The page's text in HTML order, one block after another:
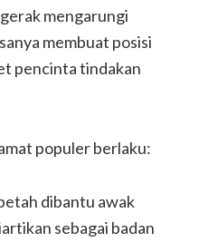
mengarungi
membuat posisi
pencinta tindakan
populer berlaku:
dibantu awak
sebagai badan